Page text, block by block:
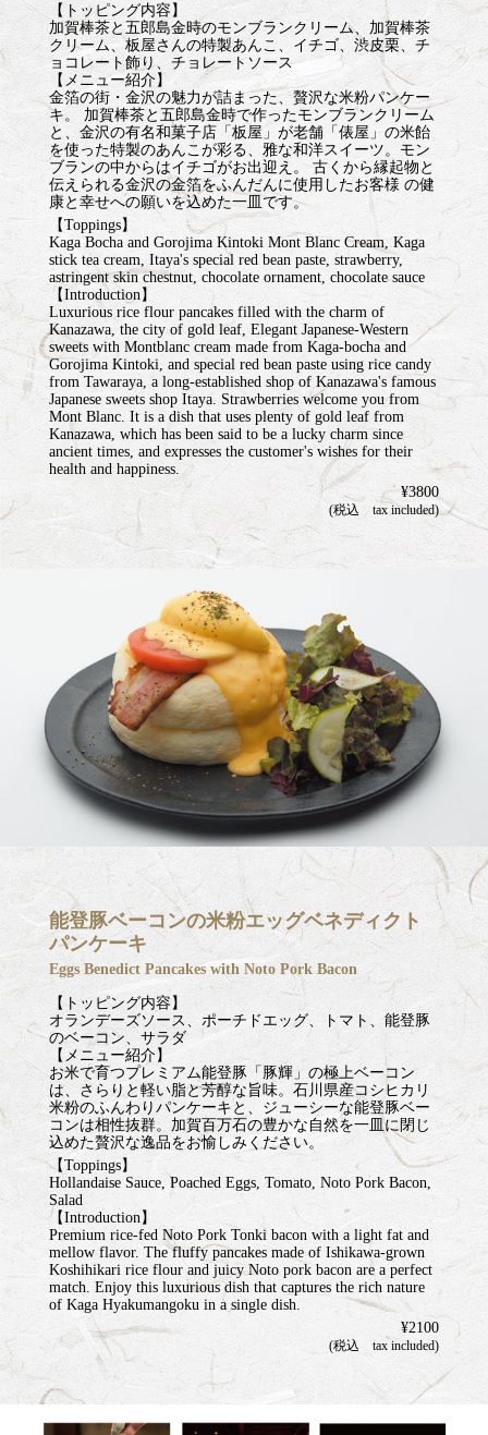
【トッピング内容】
加賀棒茶と五郎島金時のモンブランクリーム、加賀棒茶
クリーム、板屋さんの特製あんこ、イチゴ、渋皮栗、チ
ョコレート飾り、チョレートソース
【メニュー紹介】
金箔の街・金沢の魅力が詰まった、贅沢な米粉パンケー
キ。 加賀棒茶と五郎島金時で作ったモンブランクリーム
と、金沢の有名和菓子店「板屋」が老舗「俵屋」の米飴
を使った特製のあんこが彩る、雅な和洋スイーツ。モン
ブランの中からはイチゴがお出迎え。 古くから縁起物と
伝えられる金沢の金箔をふんだんに使用したお客様 の健
康と幸せへの願いを込めた一皿です。
【Toppings】
Kaga Bocha and Gorojima Kintoki Mont Blanc Cream, Kaga
stick tea cream, Itaya's special red bean paste, strawberry,
astringent skin chestnut, chocolate ornament, chocolate sauce
【Introduction】
Luxurious rice flour pancakes filled with the charm of
Kanazawa, the city of gold leaf, Elegant Japanese-Western
sweets with Montblanc cream made from Kaga-bocha and
Gorojima Kintoki, and special red bean paste using rice candy
from Tawaraya, a long-established shop of Kanazawa's famous
Japanese sweets shop Itaya. Strawberries welcome you from
Mont Blanc. It is a dish that uses plenty of gold leaf from
Kanazawa, which has been said to be a lucky charm since
ancient times, and expresses the customer's wishes for their
health and happiness.
¥3800
(税込 tax included)
能登豚ベーコンの米粉エッグベネディクト
パンケーキ
Eggs Benedict Pancakes with Noto Pork Bacon
【トッピング内容】
オランデーズソース、ポーチドエッグ、トマト、能登豚
のベーコン、サラダ
【メニュー紹介】
お米で育つプレミアム能登豚「豚輝」の極上ベーコン
は、さらりと軽い脂と芳醇な旨味。石川県産コシヒカリ
米粉のふんわりパンケーキと、ジューシーな能登豚ベー
コンは相性抜群。加賀百万石の豊かな自然を一皿に閉じ
込めた贅沢な逸品をお愉しみください。
【Toppings】
Hollandaise Sauce, Poached Eggs, Tomato, Noto Pork Bacon,
Salad
【Introduction】
Premium rice-fed Noto Pork Tonki bacon with a light fat and
mellow flavor. The fluffy pancakes made of Ishikawa-grown
Koshihikari rice flour and juicy Noto pork bacon are a perfect
match. Enjoy this luxurious dish that captures the rich nature
of Kaga Hyakumangoku in a single dish.
¥2100
(税込 tax included)